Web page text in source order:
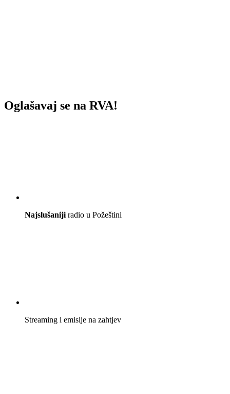
Oglašavaj se na RVA!
Najslušaniji radio u Požeštini
Streaming i emisije na zahtjev